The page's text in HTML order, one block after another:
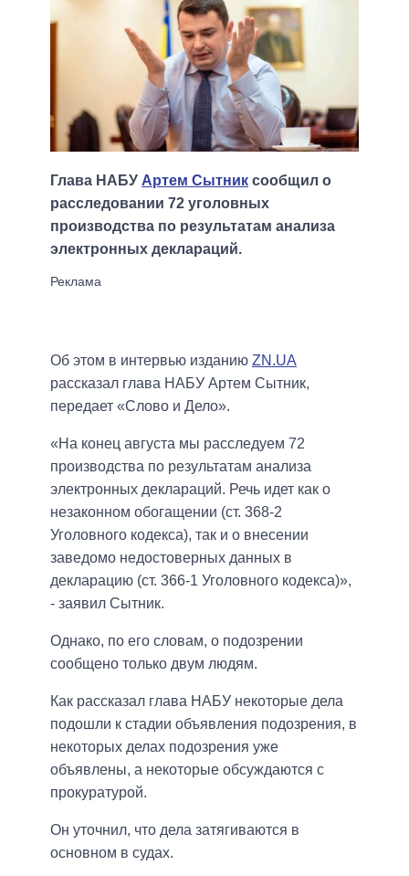
Глава НАБУ Артем Сытник сообщил о
расследовании 72 уголовных
производства по результатам анализа
электронных деклараций.
Об этом в интервью изданию ZN.UA
рассказал глава НАБУ Артем Сытник,
передает «Слово и Дело».
«На конец августа мы расследуем 72
производства по результатам анализа
электронных деклараций. Речь идет как о
незаконном обогащении (ст. 368-2
Уголовного кодекса), так и о внесении
заведомо недостоверных данных в
декларацию (ст. 366-1 Уголовного кодекса)»,
- заявил Сытник.
Однако, по его словам, о подозрении
сообщено только двум людям.
Как рассказал глава НАБУ некоторые дела
подошли к стадии объявления подозрения, в
некоторых делах подозрения уже
объявлены, а некоторые обсуждаются с
прокуратурой.
Он уточнил, что дела затягиваются в
основном в судах.